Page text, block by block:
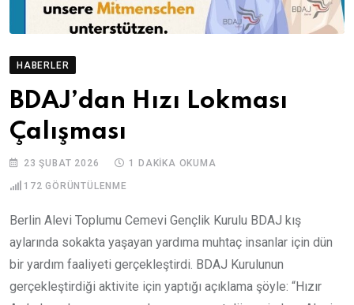
HABERLER
BDAJ’dan Hızı Lokması
Çalışması
23 ŞUBAT 2026 1 DAKIKA OKUMA
172 GÖRÜNTÜLENME
Berlin Alevi Toplumu Cemevi Gençlik Kurulu BDAJ kış
aylarında sokakta yaşayan yardıma muhtaç insanlar için dün
bir yardım faaliyeti gerçekleştirdi. BDAJ Kurulunun
gerçekleştirdiği aktivite için yaptığı açıklama şöyle: “Hızır